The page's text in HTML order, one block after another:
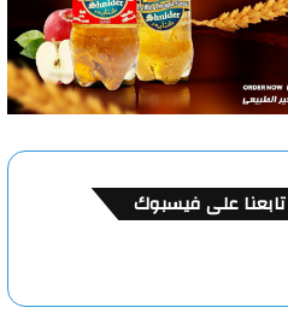
تابعنا على فيسبوك